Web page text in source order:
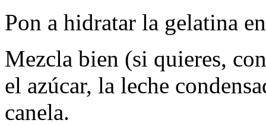
Pon a hidratar la gelatina
Mezcla bien (si quieres,
el azúcar, la leche
canela.